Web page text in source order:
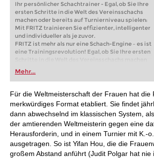
Ihr persönlicher Schachtrainer - Egal, ob Sie Ihre
ersten Schritte in die Welt des Vereinsschachs
machen oder bereits auf Turnierniveau spielen:
Mit FRITZ trainieren Sie effizienter, intelligenter
und individueller als je zuvor.
FRITZ ist mehr als nur eine Schach-Engine – es ist
eine Trainingsrevolution! Egal, ob Sie Ihre ersten
Schritte in die Welt des Vereinsschachs machen
oder bereits auf Turnierniveau spielen: Mit
FRITZ trainieren Sie effizienter, intelligenter und
individueller als je zuvor.
Mehr...
Für die Weltmeisterschaft der Frauen hat die
merkwürdiges Format etabliert. Sie findet
dann abwechselnd im klassischen System,
der amtierenden Weltmeisterin gegen eine
Herausforderin, und in einem Turnier mit K.-
ausgetragen. So ist Yifan Hou, die die
großem Abstand anführt (Judit Polgar hat nie